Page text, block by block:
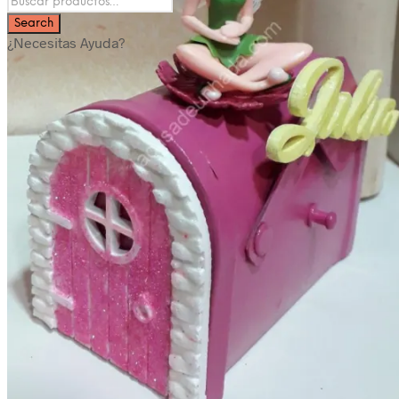
Categorías del producto
Cajas para regalo
Cajas para bebé
Cajas para hombre
Cajas para mujer
Cajas para niños
Detalles para Celebraciones
Bautizos
Bodas
invitaciones de boda
Comuniones
Árboles de huellas
Eventos
Detalles Personalizados
Jabones,champú y Aromas
Ambientadores naturales
bálsamos y cremas naturales
Champú y acondicionador
Jabón para el afeitado
¿Necesitas Ayuda?